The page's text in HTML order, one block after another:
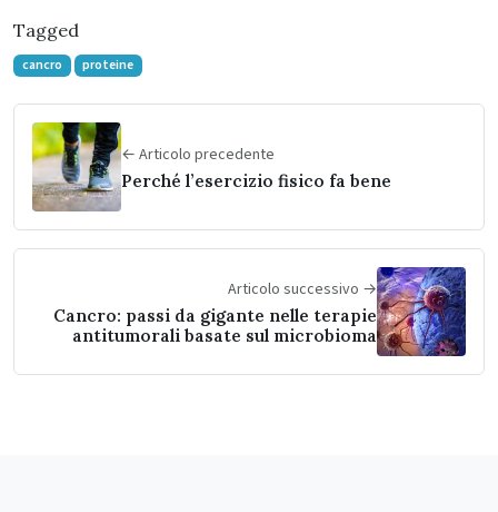
Tagged
cancro proteine
← Articolo precedente
Perché l’esercizio fisico fa bene
Articolo successivo →
Cancro: passi da gigante nelle terapie
antitumorali basate sul microbioma